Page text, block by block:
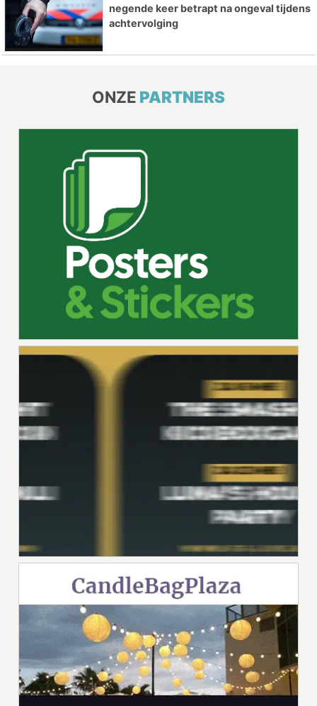
negende keer betrapt na ongeval tijdens
achtervolging
ONZE PARTNERS